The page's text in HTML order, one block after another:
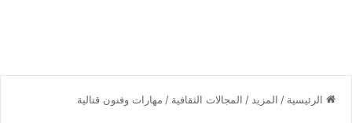
الرئيسية / المزيد / المجالات الثقافية / مهارات وفنون قتالية